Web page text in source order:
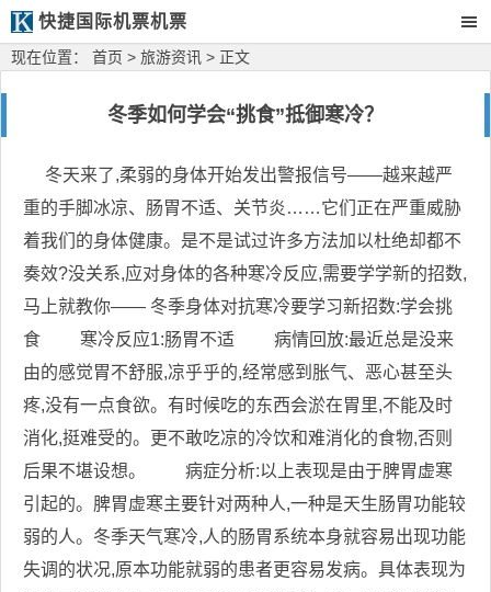
快捷国际机票机票
现在位置： 首页 > 旅游资讯 > 正文
冬季如何学会“挑食”抵御寒冷？
冬天来了,柔弱的身体开始发出警报信号——越来越严
重的手脚冰凉、肠胃不适、关节炎……它们正在严重威胁
着我们的身体健康。是不是试过许多方法加以杜绝却都不
奏效?没关系,应对身体的各种寒冷反应,需要学学新的招数,
马上就教你—— 冬季身体对抗寒冷要学习新招数:学会挑
食 寒冷反应1:肠胃不适 病情回放:最近总是没来
由的感觉胃不舒服,凉乎乎的,经常感到胀气、恶心甚至头
疼,没有一点食欲。有时候吃的东西会淤在胃里,不能及时
消化,挺难受的。更不敢吃凉的冷饮和难消化的食物,否则
后果不堪设想。 病症分析:以上表现是由于脾胃虚寒
引起的。脾胃虚寒主要针对两种人,一种是天生肠胃功能较
弱的人。冬季天气寒冷,人的肠胃系统本身就容易出现功能
失调的状况,原本功能就弱的患者更容易发病。具体表现为